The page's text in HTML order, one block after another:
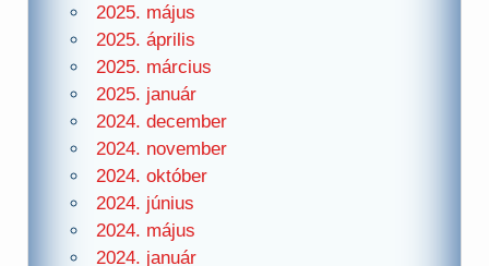
2025. május
2025. április
2025. március
2025. január
2024. december
2024. november
2024. október
2024. június
2024. május
2024. január